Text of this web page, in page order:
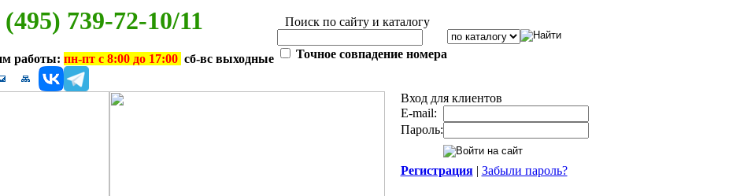
(495) 739-72-10/11
работы: пн-пт с 8:00 до 17:00 сб-вс выходные
Поиск по сайту и каталогу
Точное совпадение номера
Вход для клиентов
E-mail:
Пароль:
Регистрация| Забыли пароль?